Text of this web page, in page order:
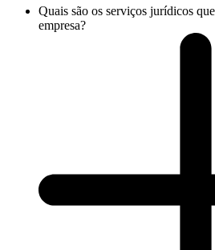
Quais são os serviços jurídicos
empresa?